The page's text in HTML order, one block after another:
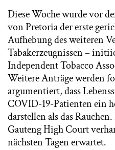
Diese Woche wurde vor
von Pretoria der erste
Aufhebung des weiteren
Tabakerzeugnissen –
Independent Tobacco
Weitere Anträge werden
argumentiert, dass
COVID-19-Patienten ein
darstellen als das
Gauteng High Court
nächsten Tagen erwartet.